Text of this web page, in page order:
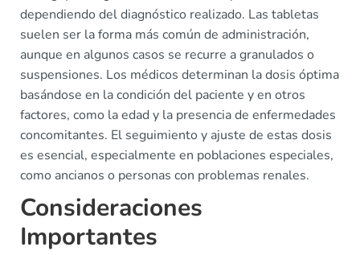
dependiendo del diagnóstico realizado. Las tabletas
suelen ser la forma más común de administración,
aunque en algunos casos se recurre a granulados o
suspensiones. Los médicos determinan la dosis óptima
basándose en la condición del paciente y en otros
factores, como la edad y la presencia de enfermedades
concomitantes. El seguimiento y ajuste de estas dosis
es esencial, especialmente en poblaciones especiales,
como ancianos o personas con problemas renales.
Consideraciones
Importantes